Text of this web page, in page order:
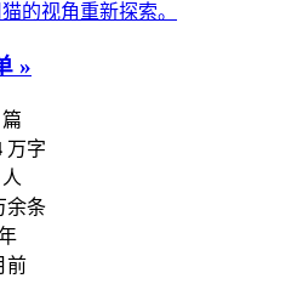
的视角重新探索。
»
篇
万字
人
余条
前